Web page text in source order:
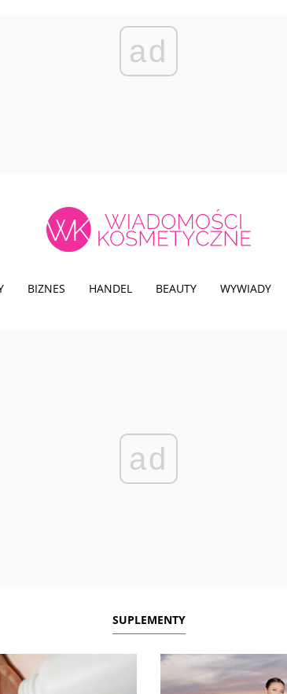
ad
BIZNES HANDEL BEAUTY WYWIADY
ad
SUPLEMENTY